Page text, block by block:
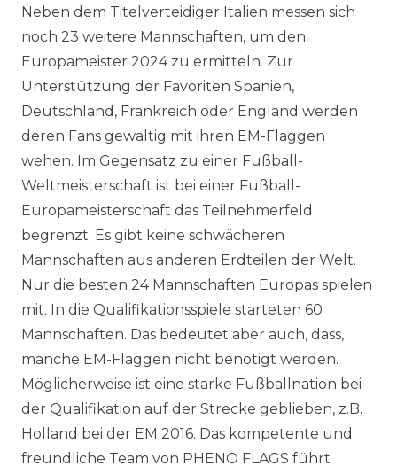
Neben dem Titelverteidiger Italien messen sich
noch 23 weitere Mannschaften, um den
Europameister 2024 zu ermitteln. Zur
Unterstützung der Favoriten Spanien,
Deutschland, Frankreich oder England werden
deren Fans gewaltig mit ihren EM-Flaggen
wehen. Im Gegensatz zu einer Fußball-
Weltmeisterschaft ist bei einer Fußball-
Europameisterschaft das Teilnehmerfeld
begrenzt. Es gibt keine schwächeren
Mannschaften aus anderen Erdteilen der Welt.
Nur die besten 24 Mannschaften Europas spielen
mit. In die Qualifikationsspiele starteten 60
Mannschaften. Das bedeutet aber auch, dass,
manche EM-Flaggen nicht benötigt werden.
Möglicherweise ist eine starke Fußballnation bei
der Qualifikation auf der Strecke geblieben, z.B.
Holland bei der EM 2016. Das kompetente und
freundliche Team von PHENO FLAGS führt